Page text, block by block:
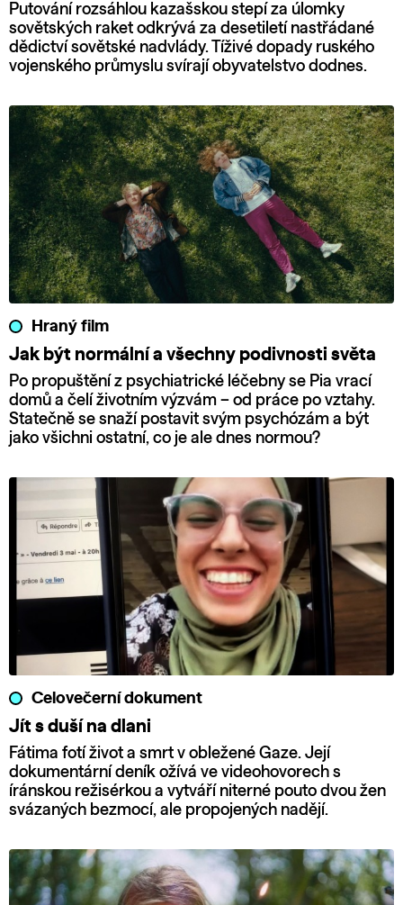
Putování rozsáhlou kazašskou stepí za úlomky
sovětských raket odkrývá za desetiletí nastřádané
dědictví sovětské nadvlády. Tíživé dopady ruského
vojenského průmyslu svírají obyvatelstvo dodnes.
Hraný film
Jak být normální a všechny podivnosti světa
Po propuštění z psychiatrické léčebny se Pia vrací
domů a čelí životním výzvám – od práce po vztahy.
Statečně se snaží postavit svým psychózám a být
jako všichni ostatní, co je ale dnes normou?
Celovečerní dokument
Jít s duší na dlani
Fátima fotí život a smrt v obležené Gaze. Její
dokumentární deník ožívá ve videohovorech s
íránskou režisérkou a vytváří niterné pouto dvou žen
svázaných bezmocí, ale propojených nadějí.